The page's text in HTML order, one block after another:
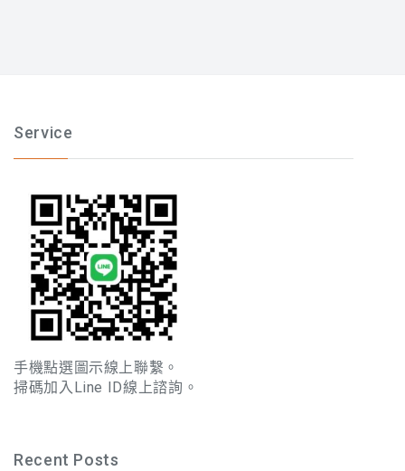
Service
手機點選圖示線上聯繫。
掃碼加入Line ID線上諮詢。
Recent Posts